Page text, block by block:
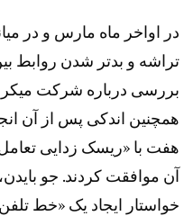
در اواخر ماه مارس و در
تراشه و بدتر شدن روابط
بررسی درباره شرکت
همچنین اندکی پس از آن
هفت با «ریسک زدایی تعامل
آن موافقت کردند. جو
خواستار ایجاد یک «خط